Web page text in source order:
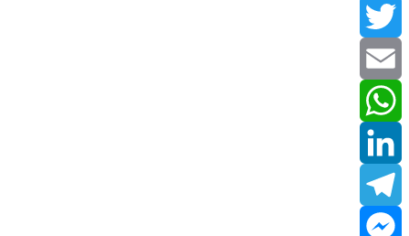
Facebook
Twitter
Email
WhatsApp
LinkedIn
Telegram